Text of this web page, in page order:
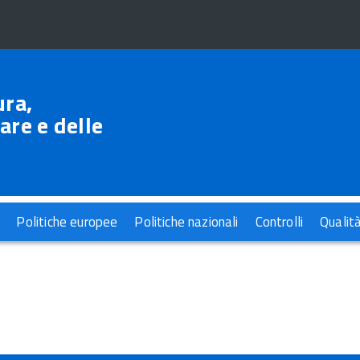
e delle
Politiche europee Politiche nazionali Controlli